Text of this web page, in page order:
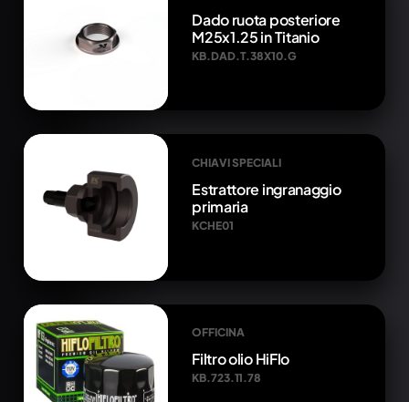
Dado ruota posteriore
M25x1.25 in Titanio
KB.DAD.T.38X10.G
CHIAVI SPECIALI
Estrattore ingranaggio
primaria
KCHE01
OFFICINA
Filtro olio HiFlo
KB.723.11.78